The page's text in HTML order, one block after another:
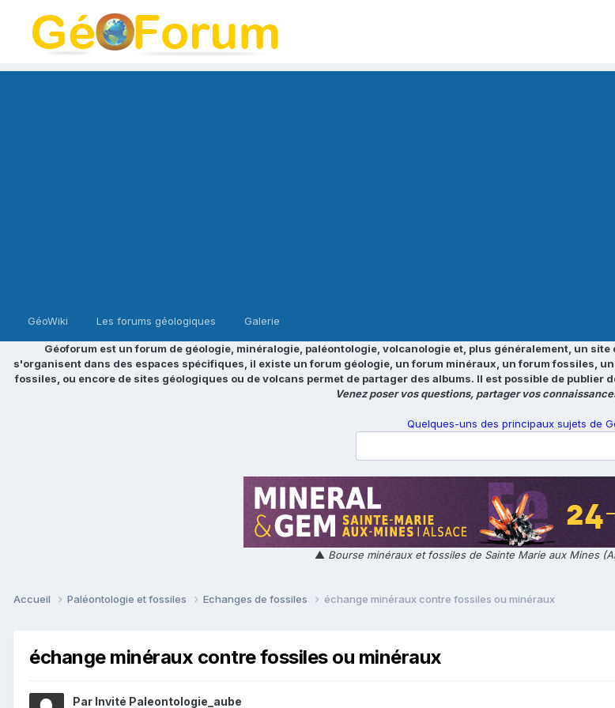
GéoWiki Les forums géologiques Galerie
Géoforum est un forum de géologie, minéralogie, paléontologie, volcanologie et, plus généralement, un
s'organisent dans des espaces spécifiques, il existe un forum géologie, un forum minéraux, un forum fossiles,
fossiles, ou encore de sites géologiques ou de volcans permet de partager des albums. Il est possible de
Venez poser vos questions, partager vos
Quelques-uns des principaux sujets de
▲ Bourse minéraux et fossiles de Sainte Marie aux Mines
Accueil Paléontologie et fossiles Echanges de fossiles échange minéraux contre fossiles ou minéraux
échange minéraux contre fossiles ou minéraux
Par Invité Paleontologie_aube